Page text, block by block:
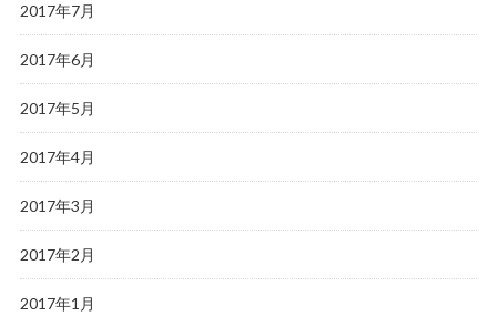
2017年7月
2017年6月
2017年5月
2017年4月
2017年3月
2017年2月
2017年1月